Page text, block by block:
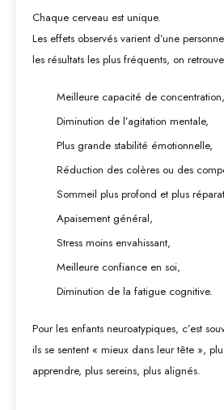
Chaque cerveau est unique.
Les effets observés varient d’une
les résultats les plus fréquents, on
Meilleure capacité de concentration,
Diminution de l’agitation mentale,
Plus grande stabilité émotionnelle,
Réduction des colères ou des
Sommeil plus profond et plus
Apaisement général,
Stress moins envahissant,
Meilleure confiance en soi,
Diminution de la fatigue cognitive.
Pour les enfants neuroatypiques, c’est
ils se sentent « mieux dans leur tête »,
apprendre, plus sereins, plus alignés.